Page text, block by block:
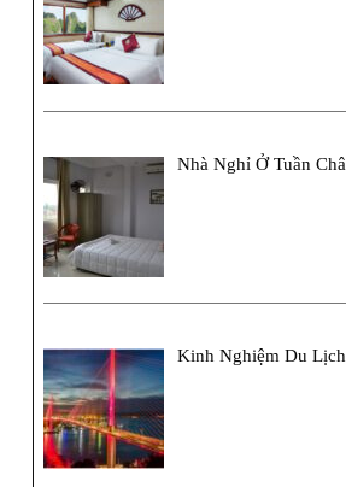
Nhà Nghỉ Ở Tuần
Kinh Nghiệm Du